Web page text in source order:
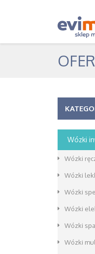
Wózki
Wózki
Wózki
Wózki
Wózki
Wózki
Wózki